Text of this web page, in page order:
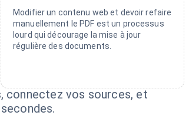
Modifier un contenu web et devoir refaire
manuellement le PDF est un processus
lourd qui décourage la mise à jour
régulière des documents.
connectez vos sources, et